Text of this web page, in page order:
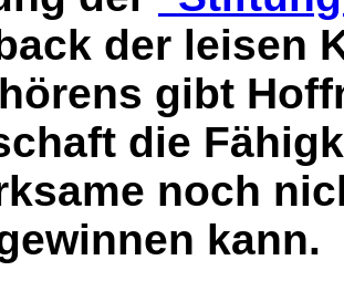
der leisen
gibt
die
noch
kann.